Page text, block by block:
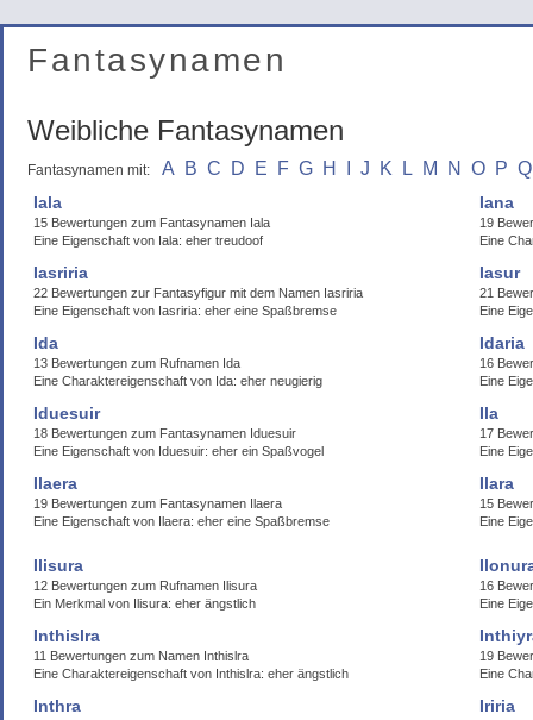
Fantasynamen
Weibliche Fantasynamen
Fantasynamen mit: A B C D E F G H J K L M N O P Q
Iala
15 Bewertungen zum Fantasynamen Iala
Eine Eigenschaft von Iala: eher treudoof
Iana
19
Eine
Iasriria
22 Bewertungen zur Fantasyfigur mit dem Namen Iasriria
Eine Eigenschaft von Iasriria: eher eine Spaßbremse
Iasur
21
Eine
Ida
13 Bewertungen zum Rufnamen Ida
Eine Charaktereigenschaft von Ida: eher neugierig
Idaria
16
Eine
Iduesuir
18 Bewertungen zum Fantasynamen Iduesuir
Eine Eigenschaft von Iduesuir: eher ein Spaßvogel
Ila
17
Eine
Ilaera
19 Bewertungen zum Fantasynamen Ilaera
Eine Eigenschaft von Ilaera: eher eine Spaßbremse
Ilara
15
Eine
Ilisura
12 Bewertungen zum Rufnamen Ilisura
Ein Merkmal von Ilisura: eher ängstlich
16
Eine
Inthislra
11 Bewertungen zum Namen Inthislra
Eine Charaktereigenschaft von Inthislra: eher ängstlich
19
Eine
Inthra Iriria